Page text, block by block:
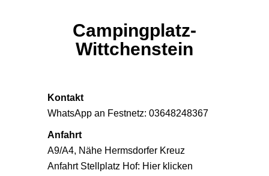
Campingplatz-
Wittchenstein
Kontakt
WhatsApp an Festnetz: 03648248367
Anfahrt
A9/A4, Nähe Hermsdorfer Kreuz
Anfahrt Stellplatz Hof: Hier klicken